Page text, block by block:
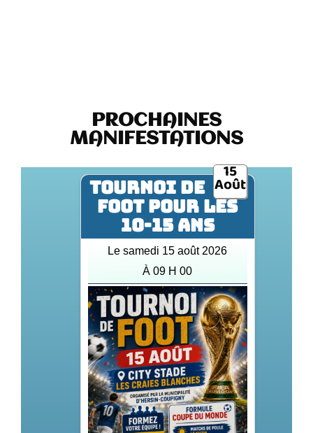
PROCHAINES
MANIFESTATIONS
15
Août
TOURNOI DE
FOOT POUR LES
10-15 ANS
Le samedi 15 août 2026
À 09 H 00